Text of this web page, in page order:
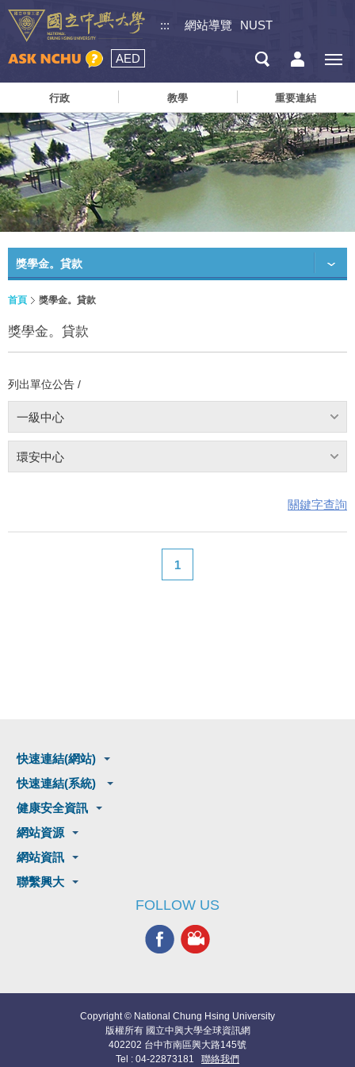
::: 網站導覽 NUST
AED
行政 教學 重要連結
獎學金。貸款
首頁 獎學金。貸款
獎學金。貸款
列出單位公告 /
一級中心
環安中心
關鍵字查詢
1
快速連結(網站)
快速連結(系統)
健康安全資訊
網站資源
網站資訊
聯繫興大
FOLLOW US
Copyright © National Chung Hsing University
版權所有 國立中興大學全球資訊網
402202 台中市南區興大路145號
Tel : 04-22873181 聯絡我們